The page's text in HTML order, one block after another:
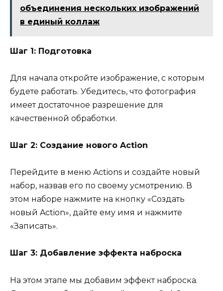
объединения нескольких изображений
в единый коллаж
Шаг 1: Подготовка
Для начала откройте изображение, с которым
будете работать. Убедитесь, что фотография
имеет достаточное разрешение для
качественной обработки.
Шаг 2: Создание нового Action
Перейдите в меню Actions и создайте новый
набор, назвав его по своему усмотрению. В
этом наборе нажмите на кнопку «Создать
новый Action», дайте ему имя и нажмите
«Записать».
Шаг 3: Добавление эффекта наброска
На этом этапе мы добавим эффект наброска.